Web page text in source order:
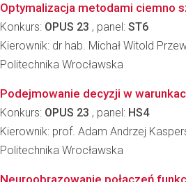
Optymalizacja metodami ciemno
Konkurs: OPUS 23 , panel: ST6
Kierownik: dr hab. Michał Witold
Politechnika Wrocławska
Podejmowanie decyzji w
Konkurs: OPUS 23 , panel: HS4
Kierownik: prof. Adam Andrzej
Politechnika Wrocławska
Neuroobrazowanie połączeń